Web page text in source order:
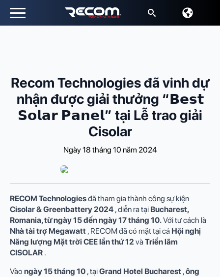
Recom Technologies đã vinh dự
nhận được giải thưởng “𝗕𝗲𝘀𝘁
𝗦𝗼𝗹𝗮𝗿 𝗣𝗮𝗻𝗲𝗹” tại Lễ trao giải
Cisolar
Ngày 18 tháng 10 năm 2024
RECOM Technologiesđã tham gia thành công sự kiện
Cisolar & Greenbattery 2024 , diễn ra tại Bucharest,
Romania, từ ngày 15 đến ngày 17 tháng 10.Với tư cách là
Nhà tài trợ Megawatt , RECOM đã có mặt tại cả Hội nghị
Năng lượng Mặt trời CEE lần thứ 12 vàTriển lãm
CISOLAR .
Vào ngày 15 tháng 10 , tạiGrand Hotel Bucharest ,ông